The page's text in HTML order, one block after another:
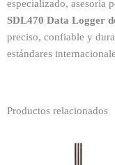
especializado, asesoría
SDL470 Data Logger
preciso, confiable y
estándares
Productos relacionados